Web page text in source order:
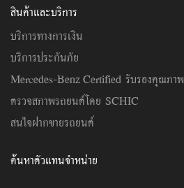
สินค้าและบริการ
บริการทางการเงิน
บริการประกันภัย
Mercedes-Benz Certified รับรองคุณภาพ
ตรวจสภาพรถยนต์โดย SCHIC
สนใจฝากขายรถยนต์
ค้นหาตัวแทนจำหน่าย